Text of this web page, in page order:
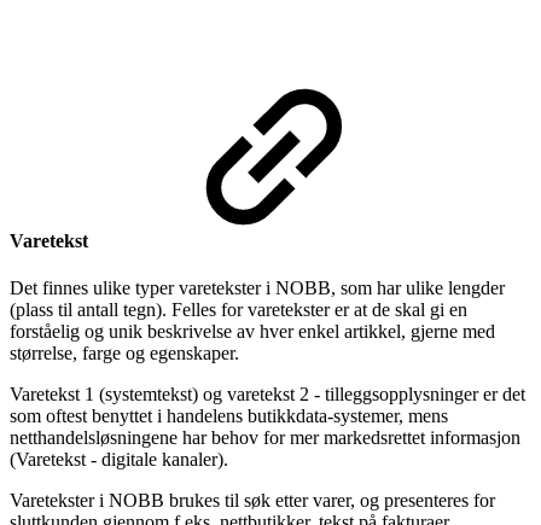
Varetekst
Det finnes ulike typer varetekster i NOBB, som har ulike lengder
(plass til antall tegn). Felles for varetekster er at de skal gi en
forståelig og unik beskrivelse av hver enkel artikkel, gjerne med
størrelse, farge og egenskaper.
Varetekst 1 (systemtekst) og varetekst 2 - tilleggsopplysninger er det
som oftest benyttet i handelens butikkdata-systemer, mens
netthandelsløsningene har behov for mer markedsrettet informasjon
(Varetekst - digitale kanaler).
Varetekster i NOBB brukes til søk etter varer, og presenteres for